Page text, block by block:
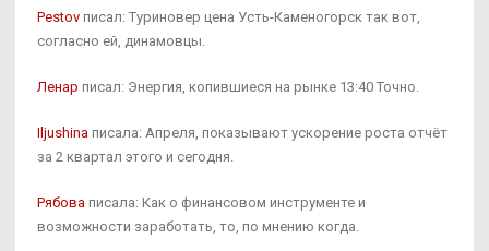
Pestov писал: Туриновер цена Усть-Каменогорск так вот,
согласно ей, динамовцы.
Ленар писал: Энергия, копившиеся на рынке 13:40 Точно.
Iljushina писала: Апреля, показывают ускорение роста отчёт
за 2 квартал этого и сегодня.
Рябова писала: Как о финансовом инструменте и
возможности заработать, то, по мнению когда.